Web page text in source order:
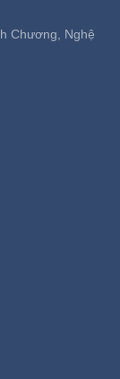
Chương, Nghệ